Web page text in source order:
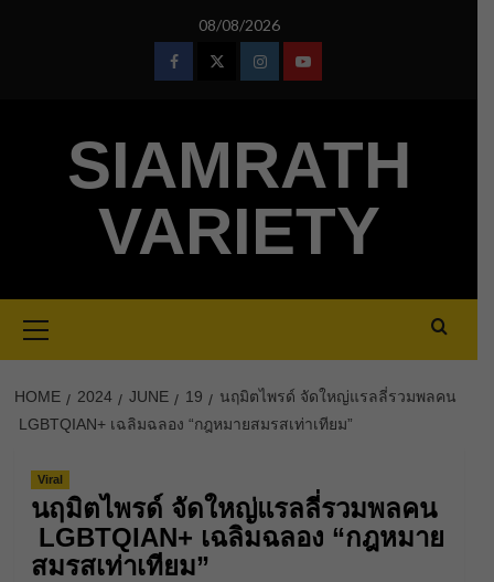
08/08/2026
FacebookTwitterInstagramYoutube
SIAMRATH
VARIETY
Menu
HOME 2024 JUNE 19
นฤมิตไพรด์ จัดใหญ่แรลลี่รวมพลคน
LGBTQIAN+ เฉลิมฉลอง “กฎหมายสมรสเท่าเทียม”
Viral
นฤมิตไพรด์ จัดใหญ่แรลลี่รวมพลคน
LGBTQIAN+ เฉลิมฉลอง “กฎหมาย
สมรสเท่าเทียม”